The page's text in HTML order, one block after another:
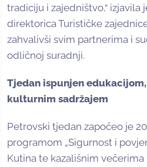
tradiciju i zajedništvo,“ izjavila
direktorica Turističke
zahvalivši svim partnerima i
odličnoj suradnji.
Tjedan ispunjen
kulturnim sadržajem
Petrovski tjedan započeo je
programom „Sigurnost i
Kutina te kazališnim